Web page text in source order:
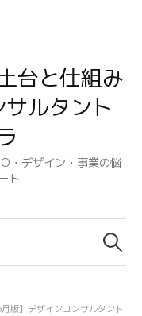
台と仕組み
ルタント
・デザイン・事業の悩
ト
検
索:
月版】デザインコンサルタント